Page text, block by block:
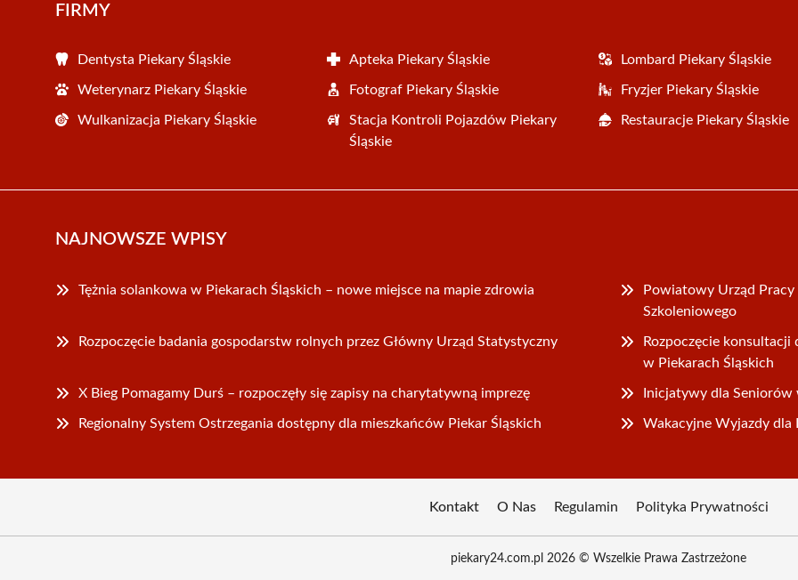
FIRMY
Dentysta Piekary Śląskie Apteka Piekary Śląskie Lombard Piekary Śląskie
Weterynarz Piekary Śląskie Fotograf Piekary Śląskie Fryzjer Piekary Śląskie
Wulkanizacja Piekary Śląskie
Stacja Kontroli Pojazdów Piekary
Śląskie
Restauracje Piekary Śląskie
NAJNOWSZE WPISY
Tężnia solankowa w Piekarach Śląskich – nowe miejsce na mapie zdrowia
Powiatowy Urząd Pracy
Szkoleniowego
Rozpoczęcie badania gospodarstw rolnych przez Główny Urząd Statystyczny
Rozpoczęcie
w Piekarach Śląskich
X Bieg Pomagamy Durś – rozpoczęły się zapisy na charytatywną imprezę Inicjatywy dla Seniorów
Regionalny System Ostrzegania dostępny dla mieszkańców Piekar Śląskich Wakacyjne Wyjazdy dla
Kontakt O Nas Regulamin Polityka Prywatności
piekary24.com.pl 2026 © Wszelkie Prawa Zastrzeżone